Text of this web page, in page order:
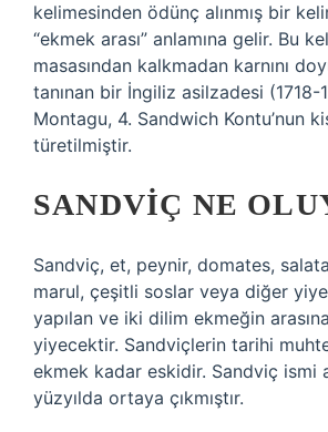
kelimesinden ödünç alınmış bir
“ekmek arası” anlamına gelir. Bu
masasından kalkmadan karnını
tanınan bir İngiliz asilzadesi (1718-
Montagu, 4. Sandwich Kontu’nun
türetilmiştir.
SANDVIÇ NE
Sandviç, et, peynir, domates,
marul, çeşitli soslar veya diğer
yapılan ve iki dilim ekmeğin
yiyecektir. Sandviçlerin tarihi
ekmek kadar eskidir. Sandviç ismi
yüzyılda ortaya çıkmıştır.